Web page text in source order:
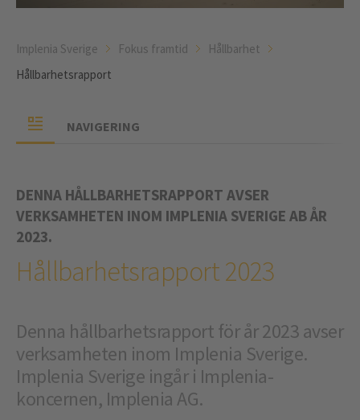
Implenia Sverige Fokus framtid
Hållbarhet
Hållbarhetsrapport
NAVIGERING
DENNA HÅLLBARHETSRAPPORT AVSER
VERKSAMHETEN INOM IMPLENIA SVERIGE AB ÅR
2023.
Hållbarhetsrapport 2023
Denna hållbarhetsrapport för år 2023 avser
verksamheten inom Implenia Sverige.
Implenia Sverige ingår i Implenia-
koncernen, Implenia AG.